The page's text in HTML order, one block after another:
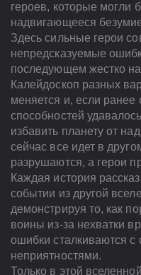
героев, которые могли
надвигающееся
Здесь сильные герои
непредсказуемые
последующем жестко
Калейдоскоп разных
меняется и, если
способностей
избавить планету от
сейчас все идет в
разрушаются, а герои
Каждая история
событии из другой
демонстрируя то, как
воины из-за нехватки
ошибки сталкиваются с
неприятностями.
Только в этой